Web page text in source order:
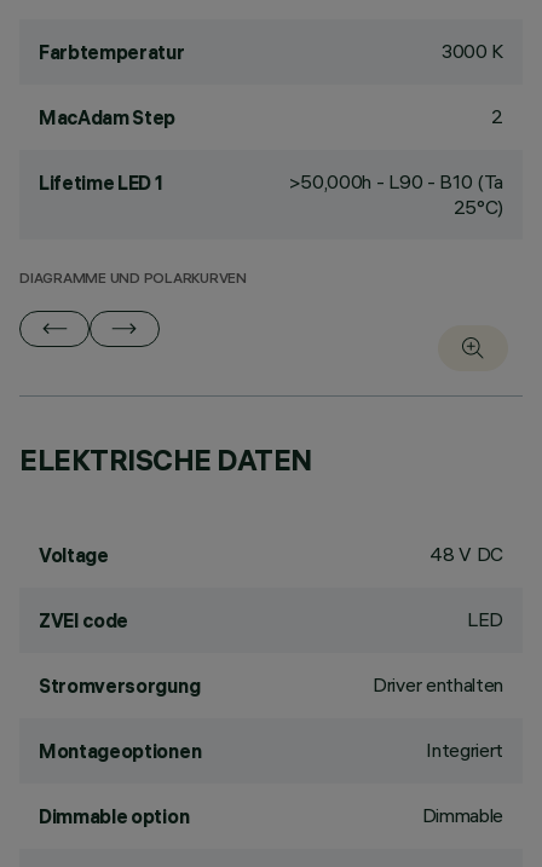
Farbtemperatur 3000 K
MacAdam Step 2
Lifetime LED 1
>50,000h - L90 - B10 (Ta
25°C)
DIAGRAMME UND POLARKURVEN
ELEKTRISCHE DATEN
Voltage 48 V DC
ZVEI code LED
Stromversorgung Driver enthalten
Montageoptionen Integriert
Dimmable option Dimmable